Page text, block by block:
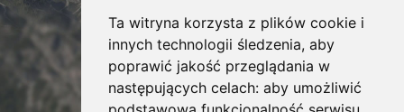
Ta witryna korzysta z plików cookie i
innych technologii śledzenia, aby
poprawić jakość przeglądania w
następujących celach: aby umożliwić
DOWIEDZ SIĘ WIĘCEJ